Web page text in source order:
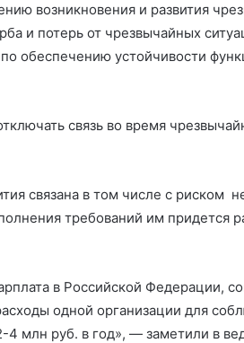
возникновения и развития
и потерь от чрезвычайных
обеспечению устойчивости
связь во время
связана в том числе с риском
требований им придется
в Российской Федерации,
одной организации для
4 млн руб. в год», — заметили в